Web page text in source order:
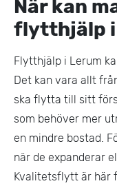
När kan
flytthjälp i
Flytthjälp i Lerum
Det kan vara allt
ska flytta till sitt
som behöver mer
en mindre bostad.
när de expanderar
Kvalitetsflytt är här